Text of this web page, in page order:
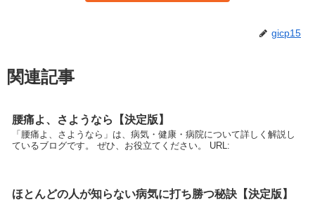
gicp15
関連記事
腰痛よ、さようなら【決定版】
「腰痛よ、さようなら」は、病気・健康・病院について詳しく解説し
ているブログです。 ぜひ、お役立てください。 URL:
ほとんどの人が知らない病気に打ち勝つ秘訣【決定版】